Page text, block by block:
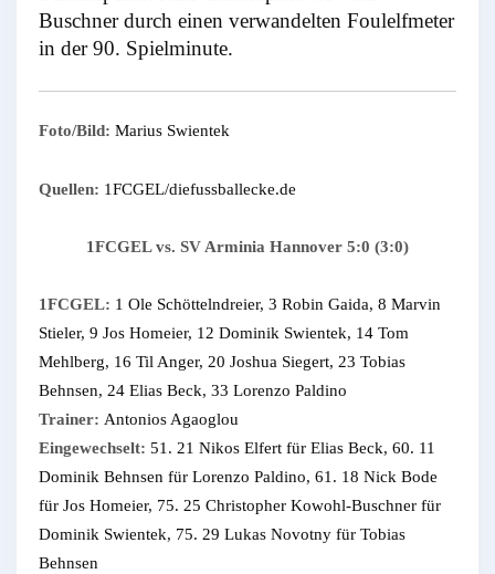
Buschner durch einen verwandelten Foulelfmeter
in der 90. Spielminute.
Foto/Bild: Marius Swientek
Quellen: 1FCGEL/diefussballecke.de
1FCGEL vs. SV Arminia Hannover 5:0 (3:0)
1FCGEL: 1 Ole Schöttelndreier, 3 Robin Gaida, 8 Marvin
Stieler, 9 Jos Homeier, 12 Dominik Swientek, 14 Tom
Mehlberg, 16 Til Anger, 20 Joshua Siegert, 23 Tobias
Behnsen, 24 Elias Beck, 33 Lorenzo Paldino
Trainer: Antonios Agaoglou
Eingewechselt: 51. 21 Nikos Elfert für Elias Beck, 60. 11
Dominik Behnsen für Lorenzo Paldino, 61. 18 Nick Bode
für Jos Homeier, 75. 25 Christopher Kowohl-Buschner für
Dominik Swientek, 75. 29 Lukas Novotny für Tobias
Behnsen